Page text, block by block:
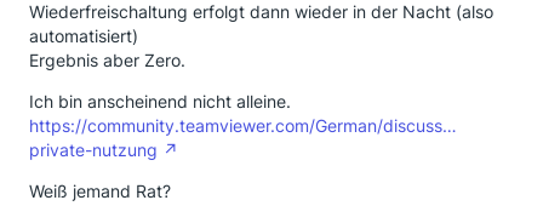
Wiederfreischaltung erfolgt dann wieder in der Nacht (also
automatisiert)
Ergebnis aber Zero.
Ich bin anscheinend nicht alleine.
https://community.teamviewer.com/German/discuss…
private-nutzung
Weiß jemand Rat?